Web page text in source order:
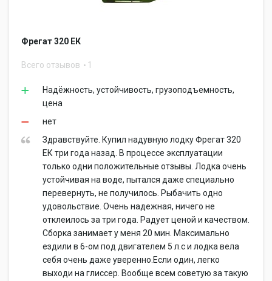
Фрегат 320 ЕК
Всего отзывов 1
Надёжность, устойчивость, грузоподъемность,
цена
нет
Здравствуйте. Купил надувную лодку Фрегат 320
ЕК три года назад. В процессе эксплуатации
только одни положительные отзывы. Лодка очень
устойчивая на воде, пытался даже специально
перевернуть, не получилось. Рыбачить одно
удовольствие. Очень надежная, ничего не
отклеилось за три года. Радует ценой и качеством.
Сборка занимает у меня 20 мин. Максимально
ездили в 6-ом под двигателем 5 л.с и лодка вела
себя очень даже уверенно.Если один, легко
выходи на глиссер. Вообще всем советую за такую